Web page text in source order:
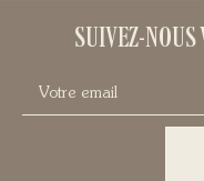
SUIVEZ-NOUS